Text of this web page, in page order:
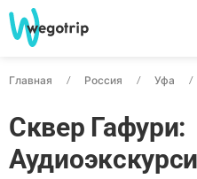
Главная Россия Уфа
Сквер Гафури: